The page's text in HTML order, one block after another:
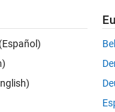
for the generation
(Español)